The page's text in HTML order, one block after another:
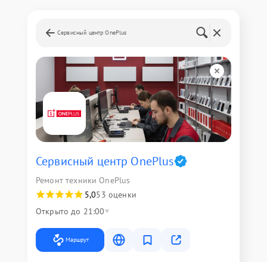
Сервисный центр OnePlus
Сервисный центр OnePlus
Ремонт техники OnePlus
5,053 оценки
Открыто до 21:00
Маршрут